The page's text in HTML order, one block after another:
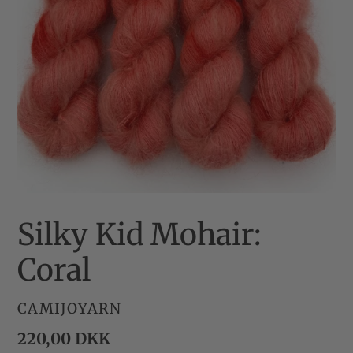
Silky Kid Mohair:
Coral
FORHANDLER
CAMIJOYARN
Normalpris
220,00 DKK